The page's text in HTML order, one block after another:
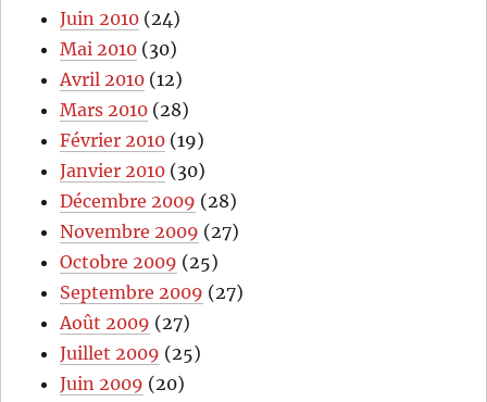
Juin 2010 (24)
Mai 2010 (30)
Avril 2010 (12)
Mars 2010 (28)
Février 2010 (19)
Janvier 2010 (30)
Décembre 2009 (28)
Novembre 2009 (27)
Octobre 2009 (25)
Septembre 2009 (27)
Août 2009 (27)
Juillet 2009 (25)
Juin 2009 (20)